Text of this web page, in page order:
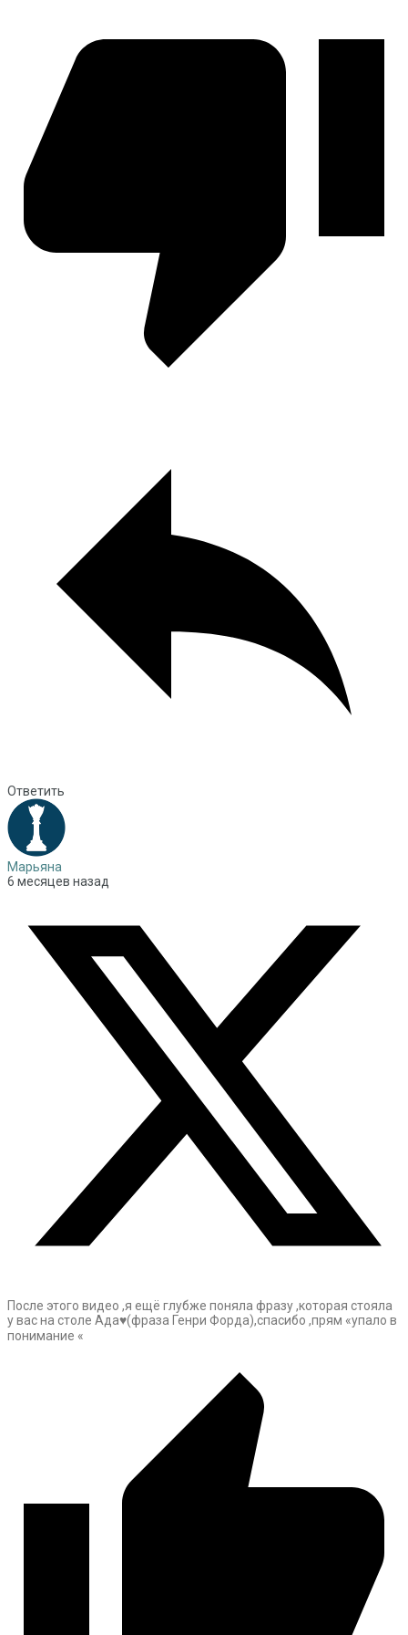
Ответить
Марьяна
6 месяцев назад
После этого видео ,я ещё глубже поняла фразу ,которая стояла
у вас на столе Ада♥️(фраза Генри Форда),спасибо ,прям «упало в
понимание «